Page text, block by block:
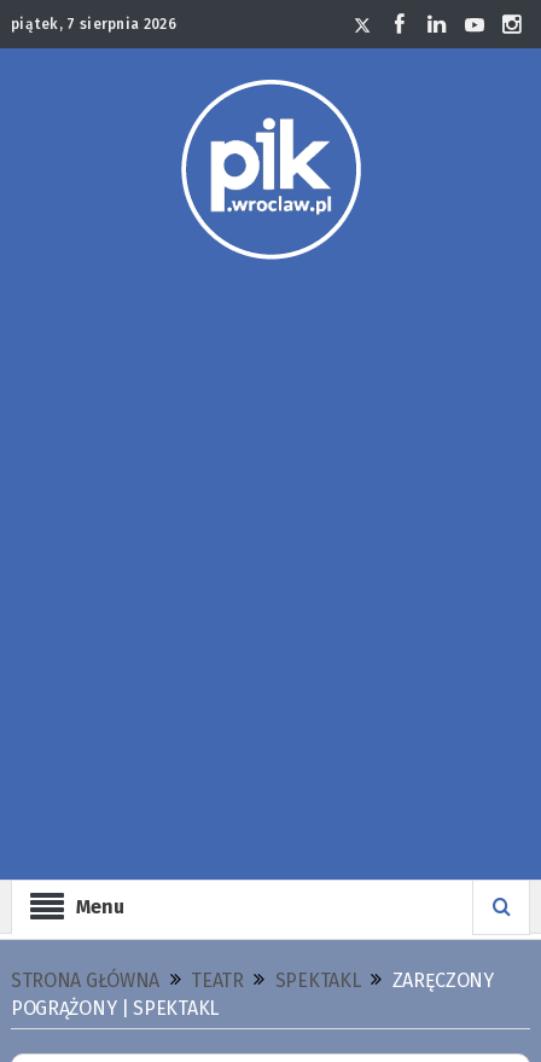
piątek, 7 sierpnia 2026
Menu
STRONA GŁÓWNA TEATR SPEKTAKL
ZARĘCZONY
POGRĄŻONY | SPEKTAKL